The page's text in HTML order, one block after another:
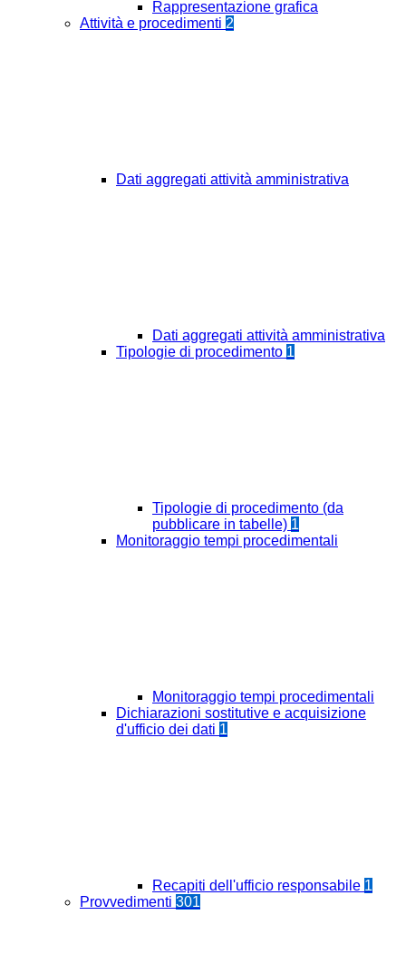
Rappresentazione grafica
Attività e procedimenti 2
Dati aggregati attività amministrativa
Dati aggregati attività amministrativa
Tipologie di procedimento 1
Tipologie di procedimento (da
pubblicare in tabelle) 1
Monitoraggio tempi procedimentali
Monitoraggio tempi procedimentali
Dichiarazioni sostitutive e acquisizione
d'ufficio dei dati 1
Recapiti dell'ufficio responsabile 1
Provvedimenti 301